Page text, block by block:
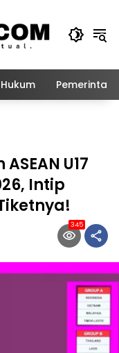
Hukum
U17
Intip
345